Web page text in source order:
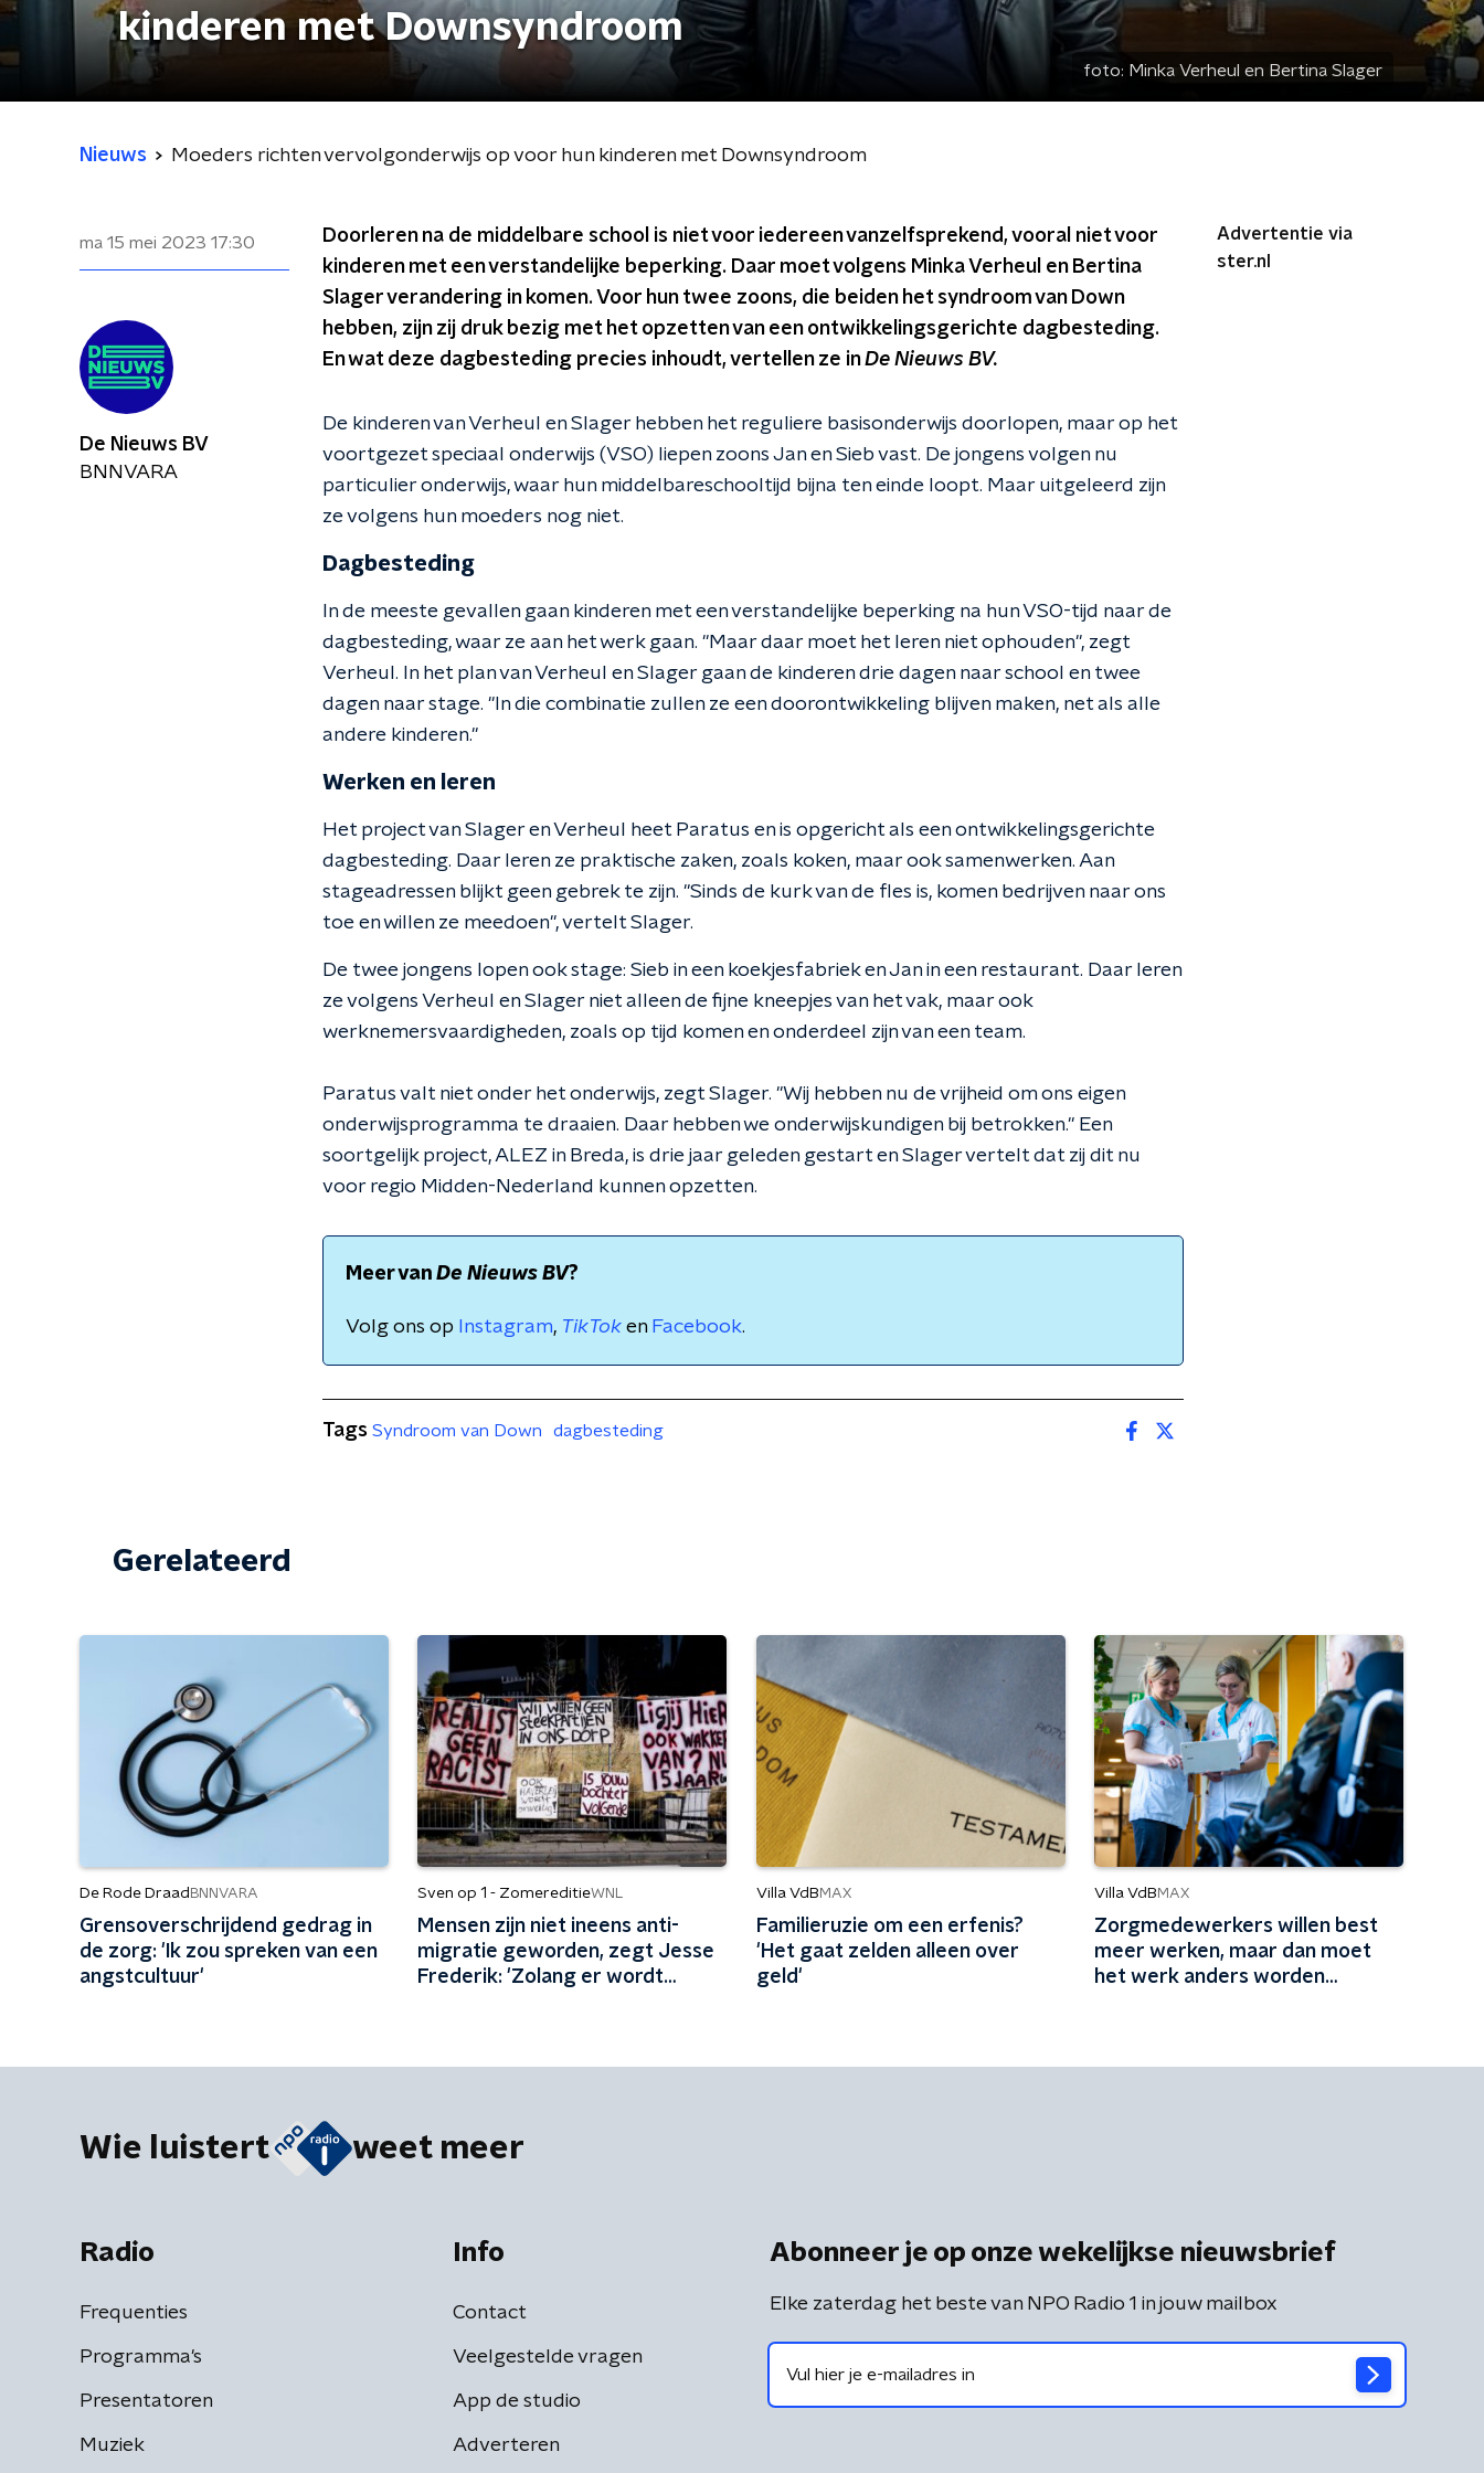
kinderen met Downsyndroom
foto: Minka Verheul en Bertina Slager
Nieuws Moeders richten vervolgonderwijs op voor hun kinderen met Downsyndroom
ma 15 mei 2023 17:30
Doorleren na de middelbare school is niet voor iedereen vanzelfsprekend, vooral niet voor
kinderen met een verstandelijke beperking. Daar moet volgens Minka Verheul en Bertina
Slager verandering in komen. Voor hun twee zoons, die beiden het syndroom van Down
hebben, zijn zij druk bezig met het opzetten van een ontwikkelingsgerichte dagbesteding.
En wat deze dagbesteding precies inhoudt, vertellen ze inDe Nieuws BV.
De kinderen van Verheul en Slager hebben het reguliere basisonderwijs doorlopen, maar op het
voortgezet speciaal onderwijs (VSO) liepen zoons Jan en Sieb vast. De jongens volgen nu
particulier onderwijs, waar hun middelbareschooltijd bijna ten einde loopt. Maar uitgeleerd zijn
ze volgens hun moeders nog niet.
Dagbesteding
In de meeste gevallen gaan kinderen met een verstandelijke beperking na hun VSO-tijd naar de
dagbesteding, waar ze aan het werk gaan. "Maar daar moet het leren niet ophouden", zegt
Verheul. In het plan van Verheul en Slager gaan de kinderen drie dagen naar school en twee
dagen naar stage. "In die combinatie zullen ze een doorontwikkeling blijven maken, net als alle
andere kinderen."
Werken en leren
Het project van Slager en Verheul heet Paratus en is opgericht als een ontwikkelingsgerichte
dagbesteding. Daar leren ze praktische zaken, zoals koken, maar ook samenwerken. Aan
stageadressen blijkt geen gebrek te zijn. "Sinds de kurk van de fles is, komen bedrijven naar ons
toe en willen ze meedoen", vertelt Slager.
De twee jongens lopen ook stage: Sieb in een koekjesfabriek en Jan in een restaurant. Daar leren
ze volgens Verheul en Slager niet alleen de fijne kneepjes van het vak, maar ook
werknemersvaardigheden, zoals op tijd komen en onderdeel zijn van een team.
Paratus valt niet onder het onderwijs, zegt Slager. "Wij hebben nu de vrijheid om ons eigen
onderwijsprogramma te draaien. Daar hebben we onderwijskundigen bij betrokken." Een
soortgelijk project, ALEZ in Breda, is drie jaar geleden gestart en Slager vertelt dat zij dit nu
voor regio Midden-Nederland kunnen opzetten.
Meer van De Nieuws BV?
Volg ons op Instagram, TikTok en Facebook.
Advertentie via
ster.nl
De Nieuws BV
BNNVARA
Tags Syndroom van Down dagbesteding
Gerelateerd
De Rode Draad BNNVARA
Grensoverschrijdend gedrag in
de zorg: 'Ik zou spreken van een
angstcultuur'
Sven op 1 - ZomereditieWNL
Mensen zijn niet ineens anti-
migratie geworden, zegt Jesse
Frederik: 'Zolang er wordt
Villa VdB MAX
Familieruzie om een erfenis?
'Het gaat zelden alleen over
geld'
Villa VdB MAX
Zorgmedewerkers willen best
meer werken, maar dan moet
het werk anders worden
Wie luistert weet meer
Radio
Frequenties
Programma's
Presentatoren
Muziek
Info
Contact
Veelgestelde vragen
App de studio
Adverteren
Abonneer je op onze wekelijkse nieuwsbrief
Elke zaterdag het beste van NPO Radio 1 in jouw mailbox